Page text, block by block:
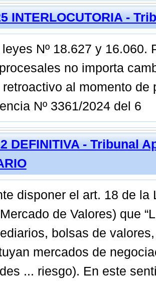
INTERLOCUTORIA -
Nº 18.627 y
no importa
retroactivo al momento
Nº 3361/2024 del 6
DEFINITIVA - Tribunal
disponer el art. 18 de la
de Valores) que
bolsas de
mercados de
... riesgo). En este